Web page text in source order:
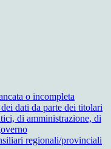
o incompleta
dati da parte dei titolari
di amministrazione, di
regionali/provinciali